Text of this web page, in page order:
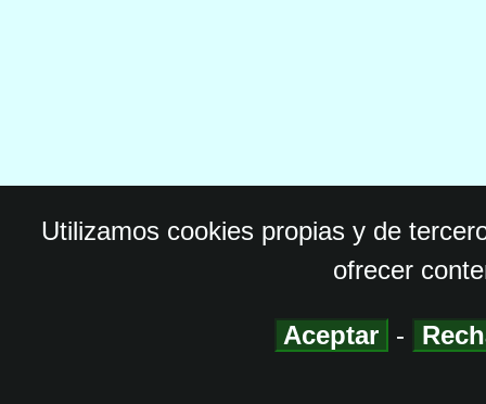
Utilizamos cookies propias y de
ofrecer
Aceptar -